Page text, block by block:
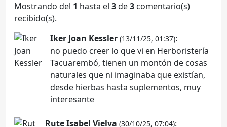
Mostrando del 1 hasta el 3de3 comentario(s)
recibido(s).
Iker Joan Kessler (13/11/25, 01:37):
no puedo creer lo que vi en Herboristería
Tacuarembó, tienen un montón de cosas
naturales que ni imaginaba que existían,
desde hierbas hasta suplementos, muy
interesante
Rute Isabel Vielva (30/10/25, 07:04):